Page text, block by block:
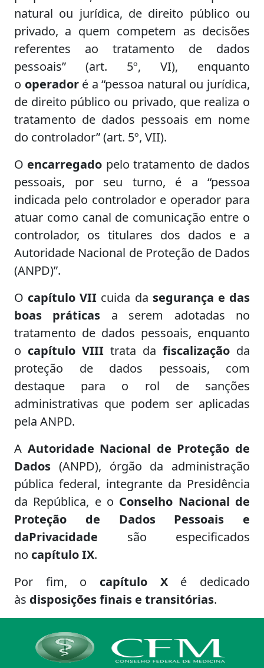
natural ou jurídica, de direito público ou
privado, a quem competem as decisões
referentes ao tratamento de dados
pessoais” (art. 5º, VI), enquanto
o operadoré a “pessoa natural ou jurídica,
de direito público ou privado, que realiza o
tratamento de dados pessoais em nome
do controlador” (art. 5º, VII).
O encarregado pelo tratamento de dados
pessoais, por seu turno, é a “pessoa
indicada pelo controlador e operador para
atuar como canal de comunicação entre o
controlador, os titulares dos dados e a
Autoridade Nacional de Proteção de Dados
(ANPD)”.
O capítulo VII cuida da segurança e das
boas práticas a serem adotadas no
tratamento de dados pessoais, enquanto
o capítulo VIII trata da fiscalização da
proteção de dados pessoais, com
destaque para o rol de sanções
administrativas que podem ser aplicadas
pela ANPD.
A Autoridade Nacional de Proteção de
Dados (ANPD), órgão da administração
pública federal, integrante da Presidência
da República, e o Conselho Nacional de
Proteção de Dados Pessoais e
daPrivacidade são especificados
no capítulo IX.
Por fim, o capítulo Xé dedicado
às disposições finais e transitórias.